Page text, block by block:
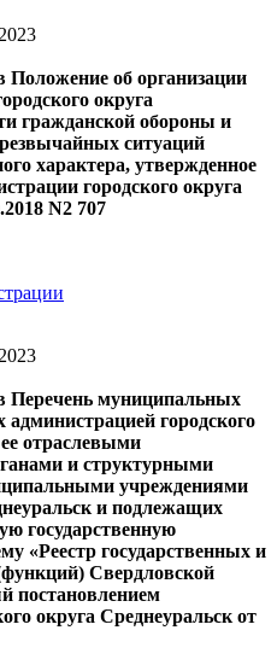
Положение об организации
округа
гражданской обороны и
ситуаций
характера, утвержденное
городского округа
N2 707
Перечень муниципальных
администрацией городского
отраслевыми
и структурными
учреждениями
и подлежащих
государственную
«Реестр государственных и
Свердловской
постановлением
округа Среднеуральск от